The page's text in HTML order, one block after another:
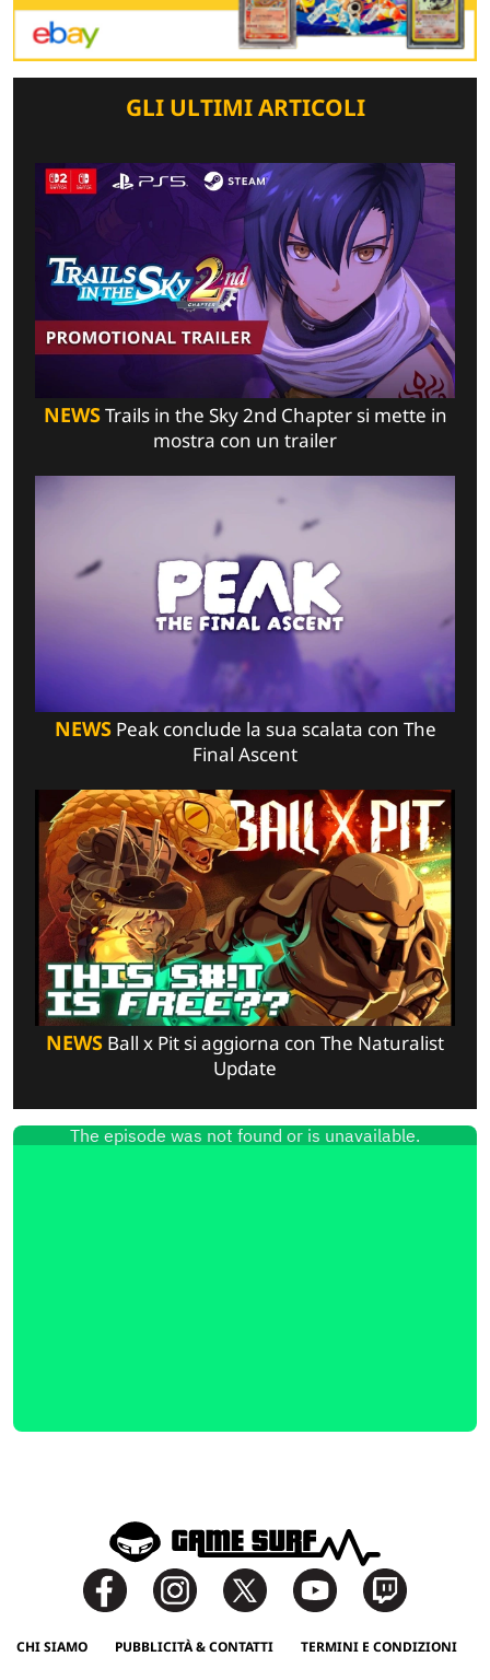
GLI ULTIMI ARTICOLI
NEWSTrails in the Sky 2nd Chapter si mette in
mostra con un trailer
NEWSPeak conclude la sua scalata con The
Final Ascent
NEWS Ball x Pit si aggiorna con The Naturalist
Update
CHI SIAMO PUBBLICITÀ & CONTATTI TERMINI E CONDIZIONI